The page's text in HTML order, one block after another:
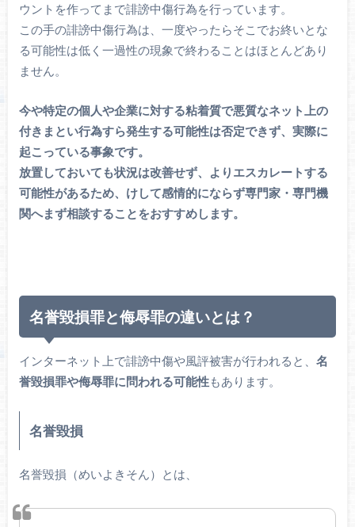
ウントを作ってまで誹謗中傷行為を行っています。
この手の誹謗中傷行為は、一度やったらそこでお終いとな
る可能性は低く一過性の現象で終わることはほとんどあり
ません。
今や特定の個人や企業に対する粘着質で悪質なネット上の
付きまとい行為すら発生する可能性は否定できず、実際に
起こっている事象です。
放置しておいても状況は改善せず、よりエスカレートする
可能性があるため、けして感情的にならず専門家・専門機
関へまず相談することをおすすめします。
名誉毀損罪と侮辱罪の違いとは？
インターネット上で誹謗中傷や風評被害が行われると、 名
誉毀損罪や侮辱罪に問われる可能性もあります。
名誉毀損
名誉毀損（めいよきそん）とは、